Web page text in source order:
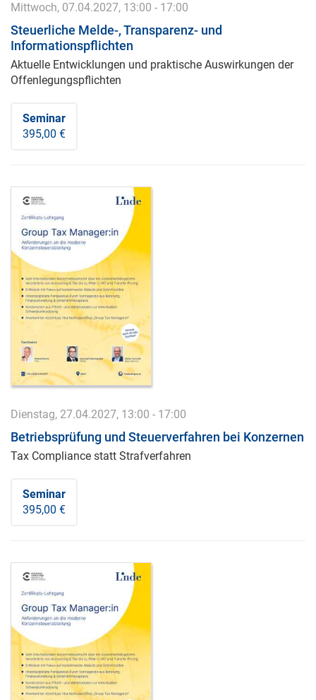
Mittwoch, 07.04.2027, 13:00 - 17:00
Steuerliche Melde-, Transparenz- und
Informationspflichten
Aktuelle Entwicklungen und praktische Auswirkungen der
Offenlegungspflichten
Seminar
395,00 €
Dienstag, 27.04.2027, 13:00 - 17:00
Betriebsprüfung und Steuerverfahren bei Konzernen
Tax Compliance statt Strafverfahren
Seminar
395,00 €